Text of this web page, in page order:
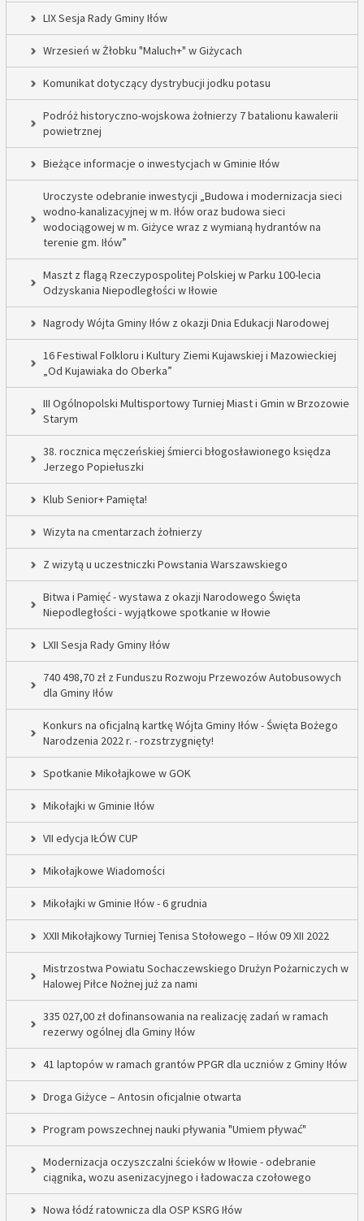
LIX Sesja Rady Gminy Iłów
Wrzesień w Żłobku "Maluch+" w Giżycach
Komunikat dotyczący dystrybucji jodku potasu
Podróż historyczno-wojskowa żołnierzy 7 batalionu kawalerii
powietrznej
Bieżące informacje o inwestycjach w Gminie Iłów
Uroczyste odebranie inwestycji „Budowa i modernizacja sieci
wodno-kanalizacyjnej w m. Iłów oraz budowa sieci
wodociągowej w m. Giżyce wraz z wymianą hydrantów na
terenie gm. Iłów”
Maszt z flagą Rzeczypospolitej Polskiej w Parku 100-lecia
Odzyskania Niepodległości w Iłowie
Nagrody Wójta Gminy Iłów z okazji Dnia Edukacji Narodowej
16 Festiwal Folkloru i Kultury Ziemi Kujawskiej i Mazowieckiej
„Od Kujawiaka do Oberka”
III Ogólnopolski Multisportowy Turniej Miast i Gmin w Brzozowie
Starym
38. rocznica męczeńskiej śmierci błogosławionego księdza
Jerzego Popiełuszki
Klub Senior+ Pamięta!
Wizyta na cmentarzach żołnierzy
Z wizytą u uczestniczki Powstania Warszawskiego
Bitwa i Pamięć - wystawa z okazji Narodowego Święta
Niepodległości - wyjątkowe spotkanie w Iłowie
LXII Sesja Rady Gminy Iłów
740 498,70 zł z Funduszu Rozwoju Przewozów Autobusowych
dla Gminy Iłów
Konkurs na oficjalną kartkę Wójta Gminy Iłów - Święta Bożego
Narodzenia 2022 r. - rozstrzygnięty!
Spotkanie Mikołajkowe w GOK
Mikołajki w Gminie Iłów
VII edycja IŁÓW CUP
Mikołajkowe Wiadomości
Mikołajki w Gminie Iłów - 6 grudnia
XXII Mikołajkowy Turniej Tenisa Stołowego – Iłów 09 XII 2022
Mistrzostwa Powiatu Sochaczewskiego Drużyn Pożarniczych w
Halowej Piłce Nożnej już za nami
335 027,00 zł dofinansowania na realizację zadań w ramach
rezerwy ogólnej dla Gminy Iłów
41 laptopów w ramach grantów PPGR dla uczniów z Gminy Iłów
Droga Giżyce – Antosin oficjalnie otwarta
Program powszechnej nauki pływania "Umiem pływać"
Modernizacja oczyszczalni ścieków w Iłowie - odebranie
ciągnika, wozu asenizacyjnego i ładowacza czołowego
Nowa łódź ratownicza dla OSP KSRG Iłów